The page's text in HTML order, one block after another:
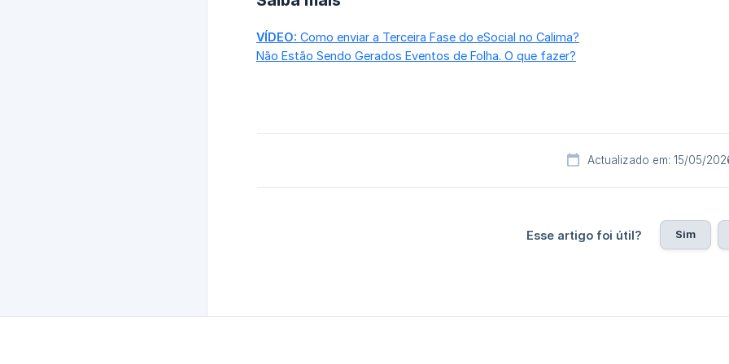
VÍDEO: Como enviar a Terceira Fase do eSocial no Calima?
Não Estão Sendo Gerados Eventos de Folha. O que fazer?
Actualizado em: 15/05/
Esse artigo foi útil? Sim